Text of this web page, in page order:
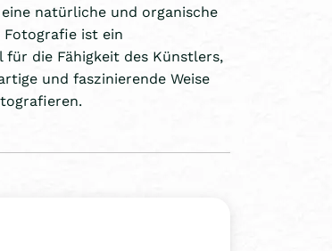
natürliche und organische
ist ein
für die Fähigkeit des Künstlers,
und faszinierende Weise